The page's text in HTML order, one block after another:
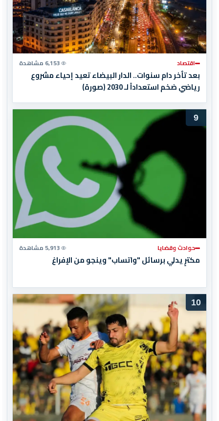
اقتصاد 6,153 مشاهدة
بعد تأخر دام سنوات.. الدار البيضاء تعيد إحياء مشروع
رياضي ضخم استعداداً لـ 2030 (صورة)
9
حوادث وقضايا 5,913 مشاهدة
مكترٍ يدلي برسائل "واتساب" وينجو من الإفراغ
10